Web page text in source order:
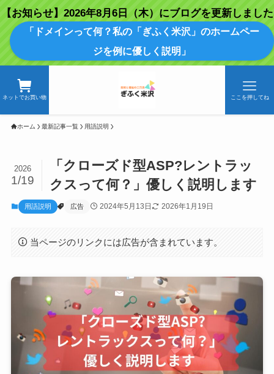
【お知らせ】2026年8月6日（木）にブログを更新しました
「ドメインって何？私の「ぎふく米沢」のホームペー
ジを例に優しく説明」
ネットでお買い物 ここを押してね
ホーム 最新記事一覧 用語説明
「クローズド型ASP?レントラッ
クスって何？」優しく説明します
2026
1/19
用語説明 広告 2024年5月13日 2026年1月19日
当ページのリンクには広告が含まれています。